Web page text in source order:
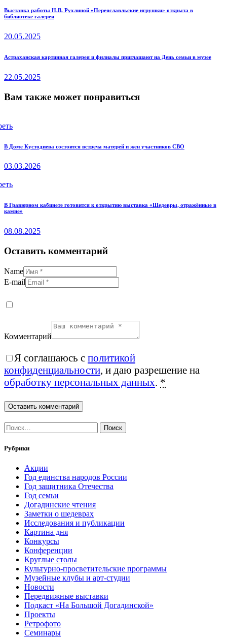
Навигация
записям
Previous
post:
Выставка работы Н.В. Рухлиной «Переяславльские игрушки» открыта в
библиотеке галереи
20.05.2025
Next
Астраханская картинная галерея и филиалы приглашают на День семьи в музее
22.05.2025
Вам также может понравиться
В Доме Кустодиева состоится встреча матерей и жен участников СВО
03.03.2026
В Гравюрном кабинете готовится к открытию выставка «Шедевры, отражённые в
камне»
08.08.2025
Оставить комментарий
Name
E-mail
Комментарий
Я соглашаюсь с политикой
конфиденциальности, и даю разрешение на
обработку персональных данных. *
Найти:
Рубрики
Акции
Год единства народов России
Год защитника Отечества
Год семьи
Догадинские чтения
Заметки о шедеврах
Исследования и публикации
Картина дня
Конкурсы
Конференции
Круглые столы
Культурно-просветительские программы
Музейные клубы и арт-студии
Новости
Передвижные выставки
Подкаст «На Большой Догадинской»
Проекты
Ретрофото
Семинары